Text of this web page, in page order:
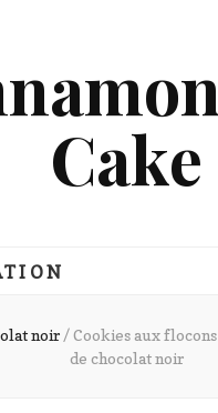
Cake
noir /Cookies aux
de chocolat noir